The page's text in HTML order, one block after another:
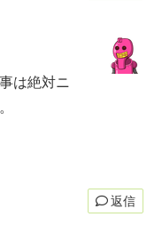
は絶対ニ
返信